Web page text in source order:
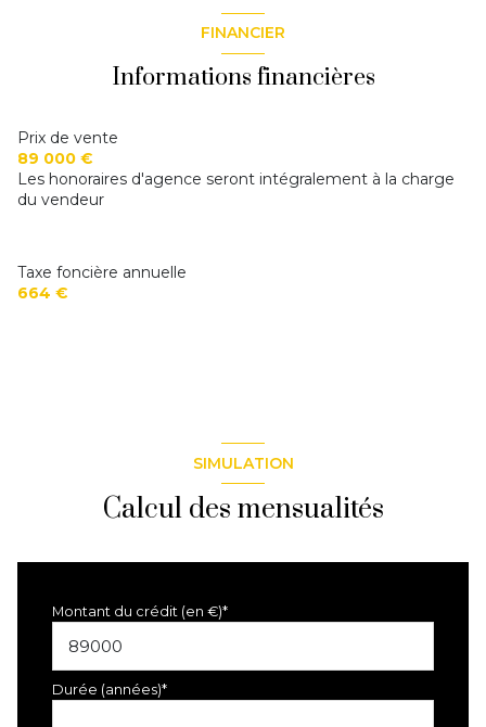
FINANCIER
Informations financières
Prix de vente
89 000 €
Les honoraires d'agence seront intégralement à la charge
du vendeur
Taxe foncière annuelle
664 €
SIMULATION
Calcul des mensualités
Montant du crédit (en €)*
Durée (années)*